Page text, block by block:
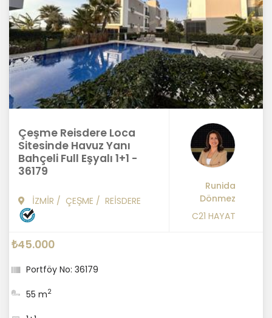
Çeşme Reisdere Loca
Sitesinde Havuz Yanı
Bahçeli Full Eşyalı 1+1 -
36179
İZMİR / ÇEŞME / REİSDERE
Runida
Dönmez
C21 HAYAT
₺45.000
Portföy No: 36179
55 m2